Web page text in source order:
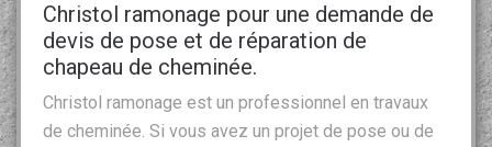
Christol ramonage pour une demande de
devis de pose et de réparation de
chapeau de cheminée.
Christol ramonage est un professionnel en travaux
de cheminée. Si vous avez un projet de pose ou de